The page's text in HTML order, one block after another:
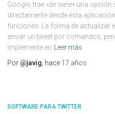
Google, trae «de serie» una opción
directamente desde ésta
funciones. La forma de actualizar
enviar un tweet por comandos,
implemente en
Leer más
Por@javig , hace 17 años
SOFTWARE PARA TWITTER